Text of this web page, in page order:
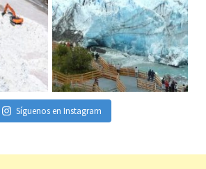
Síguenos en Instagram